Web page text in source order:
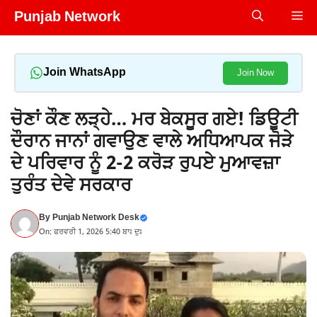
Skip
Punjab Network
Join WhatsApp Join Now
ਚੋਣਾਂ ਕੌਣ ਲੜ੍ਹੇ… ਮਰ ਬੇਕਸੂਰ ਗਏ! ਡਿਊਟੀ
ਦੌਰਾਨ ਜਾਨਾਂ ਗਵਾਉਣ ਵਾਲੇ ਅਧਿਆਪਕ ਜੋੜੇ
ਦੇ ਪਰਿਵਾਰ ਨੂੰ 2-2 ਕਰੋੜ ਰੁਪਏ ਮੁਆਵਜ਼ਾ
ਤੁਰੰਤ ਦੇਵੇ ਸਰਕਾਰ
ByPunjab Network Desk
On: ਫਰਵਰੀ 1, 2026 5:40 ਬਾਃ ਦੁਃ